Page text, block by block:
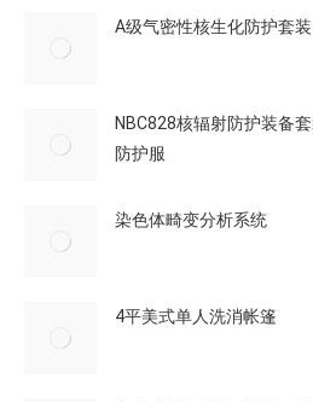
A级气密性核生化防护套装
NBC828核辐射防护装备
防护服
染色体畸变分析系统
4平美式单人洗消帐篷